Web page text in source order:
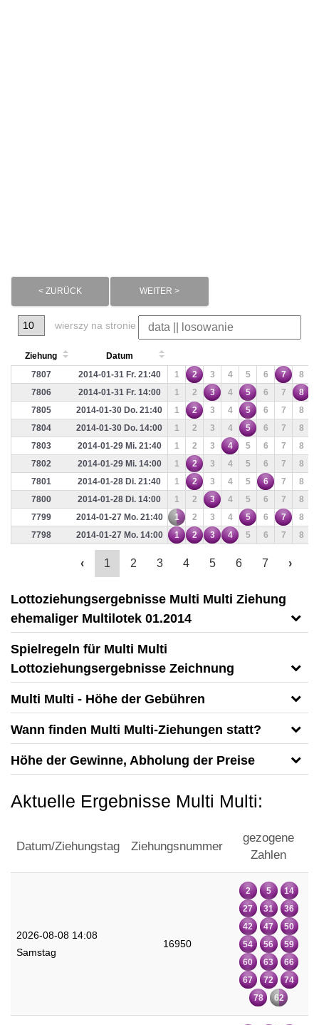
< ZURÜCK WEITER >
wierszy na stronie
Ziehung
Datum
7807
2014-01-31 Fr. 21:40 1 2 3 4 5 6 7 8
7806
2014-01-31 Fr. 14:00 1 2 3 4 5 6 7 8
7805
2014-01-30 Do. 21:40 1 2 3 4 5 6 7 8
7804
2014-01-30 Do. 14:00 1 2 3 4 5 6 7 8
7803
2014-01-29 Mi. 21:40 1 2 3 4 5 6 7 8
7802
2014-01-29 Mi. 14:00 1 2 3 4 5 6 7 8
7801
2014-01-28 Di. 21:40 1 2 3 4 5 6 7 8
7800
2014-01-28 Di. 14:00 1 2 3 4 5 6 7 8
7799
2014-01-27 Mo. 21:40 1 2 3 4 5 6 7 8
7798
2014-01-27 Mo. 14:00 1 2 3 4 5 6 7 8
‹ 1 2 3 4 5 6 7 ›
Lottoziehungsergebnisse Multi Multi Ziehung
ehemaliger Multilotek 01.2014
Spielregeln für Multi Multi
Lottoziehungsergebnisse Zeichnung
Multi Multi - Höhe der Gebühren
Wann finden Multi Multi-Ziehungen statt?
Höhe der Gewinne, Abholung der Preise
Aktuelle Ergebnisse Multi Multi:
Datum/Ziehungstag Ziehungsnummer
gezogene
Zahlen
2026-08-08 14:08
Samstag
16950
2 5
14
27
31
36
42
47
50
54
56
59
60
63
66
67
72
74
78
62